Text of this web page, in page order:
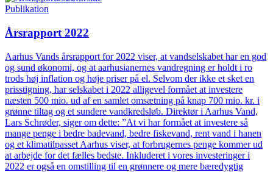
Publikation
Årsrapport 2022
Aarhus Vands årsrapport for 2022 viser, at vandselskabet har en god
og sund økonomi, og at aarhusianernes vandregning er holdt i ro
trods høj inflation og høje priser på el. Selvom der ikke et sket en
prisstigning, har selskabet i 2022 alligevel formået at investere
næsten 500 mio. ud af en samlet omsætning på knap 700 mio. kr. i
grønne tiltag og et sundere vandkredsløb. Direktør i Aarhus Vand,
Lars Schrøder, siger om dette: ”At vi har formået at investere så
mange penge i bedre badevand, bedre fiskevand, rent vand i hanen
og et klimatilpasset Aarhus viser, at forbrugernes penge kommer ud
at arbejde for det fælles bedste. Inkluderet i vores investeringer i
2022 er også en omstilling til en grønnere og mere bæredygtig